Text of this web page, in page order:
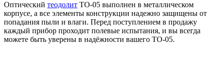
Оптический теодолит TO-05 выполнен в металлическом
корпусе, а все элементы конструкции надежно защищены от
попадания пыли и влаги. Перед поступлением в продажу
каждый прибор проходит полевые испытания, и вы всегда
можете быть уверены в надёжности вашего TO-05.